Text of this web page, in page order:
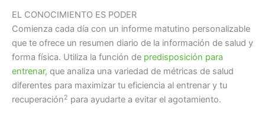
EL CONOCIMIENTO ES PODER
Comienza cada día con un informe matutino personalizable
que te ofrece un resumen diario de la información de salud y
forma física. Utiliza la función de predisposición para
entrenar, que analiza una variedad de métricas de salud
diferentes para maximizar tu eficiencia al entrenar y tu
recuperación2 para ayudarte a evitar el agotamiento.